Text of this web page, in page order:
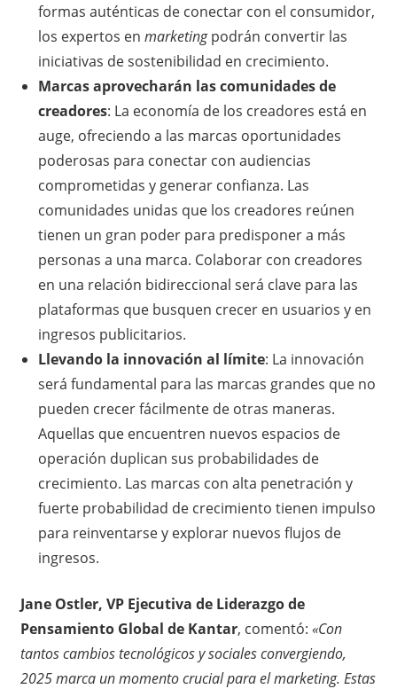
formas auténticas de conectar con el consumidor,
los expertos en marketingpodrán convertir las
iniciativas de sostenibilidad en crecimiento.
Marcas aprovecharán las comunidades de
creadores: La economía de los creadores está en
auge, ofreciendo a las marcas oportunidades
poderosas para conectar con audiencias
comprometidas y generar confianza. Las
comunidades unidas que los creadores reúnen
tienen un gran poder para predisponer a más
personas a una marca. Colaborar con creadores
en una relación bidireccional será clave para las
plataformas que busquen crecer en usuarios y en
ingresos publicitarios.
Llevando la innovación al límite: La innovación
será fundamental para las marcas grandes que no
pueden crecer fácilmente de otras maneras.
Aquellas que encuentren nuevos espacios de
operación duplican sus probabilidades de
crecimiento. Las marcas con alta penetración y
fuerte probabilidad de crecimiento tienen impulso
para reinventarse y explorar nuevos flujos de
ingresos.
Jane Ostler, VP Ejecutiva de Liderazgo de
Pensamiento Global de Kantar, comentó: «Con
tantos cambios tecnológicos y sociales convergiendo,
2025 marca un momento crucial para el marketing. Estas